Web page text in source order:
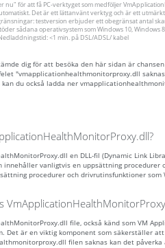
nu" för att få PC-verktyget som medföljer
Det är ett lättanvänt verktyg och är ett
testversion erbjuder ett obegränsat antal
sådana operativsystem som Windows 10, Windows
<1 min. på DSL/ADSL/ kabel
dig för att besöka den här sidan är
"vmapplicationhealthmonitorproxy.dll
kan du också ladda ner
en DLL-fil (Dynamic Link
innehåller vanligtvis en uppsättning
procedurer och drivrutinsfunktioner som
file, också känd som VM
Det är en viktig komponent som säkerställer
filen saknas kan det